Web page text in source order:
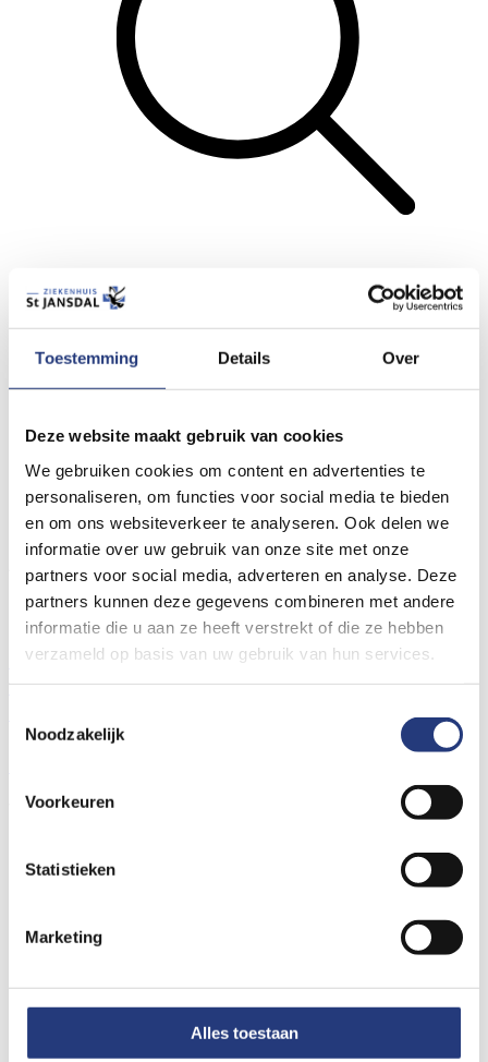
Toestemming Details Over
Deze website maakt gebruik van cookies
We gebruiken cookies om content en advertenties te
personaliseren, om functies voor social media te bieden
en om ons websiteverkeer te analyseren. Ook delen we
informatie over uw gebruik van onze site met onze
partners voor social media, adverteren en analyse. Deze
partners kunnen deze gegevens combineren met andere
informatie die u aan ze heeft verstrekt of die ze hebben
verzameld op basis van uw gebruik van hun services.
Noodzakelijk
Voorkeuren
Statistieken
Marketing
Alles toestaan
Zoeken
Menu
Terug
Lees voor
Printen
Stuur door
Er is een fout opgetreden bij het laden van deze folder.
Algemene links voor de hele website
Locaties St Jansdal
Prikposten St Jansdal
Wat vindt u van de nieuwe website?
Contact- en locatiegegevensBezoektijdenWachttijden
Spoedzorg nodig?
© Ziekenhuis St Jansdal 2026
Volg ons op social media